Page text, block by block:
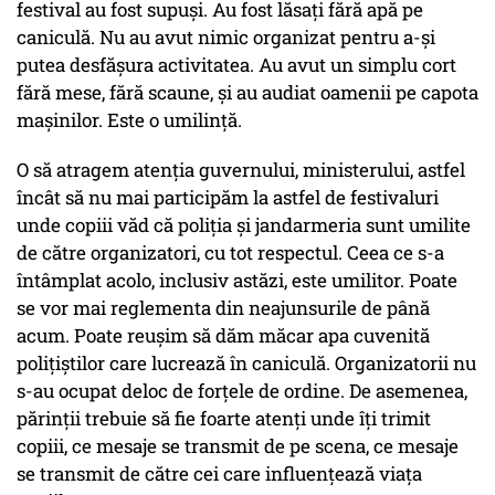
festival au fost supuși. Au fost lăsați fără apă pe
caniculă. Nu au avut nimic organizat pentru a-și
putea desfășura activitatea. Au avut un simplu cort
fără mese, fără scaune, și au audiat oamenii pe capota
mașinilor. Este o umilință.
O să atragem atenția guvernului, ministerului, astfel
încât să nu mai participăm la astfel de festivaluri
unde copiii văd că poliția și jandarmeria sunt umilite
de către organizatori, cu tot respectul. Ceea ce s-a
întâmplat acolo, inclusiv astăzi, este umilitor. Poate
se vor mai reglementa din neajunsurile de până
acum. Poate reușim să dăm măcar apa cuvenită
polițiștilor care lucrează în caniculă. Organizatorii nu
s-au ocupat deloc de forțele de ordine. De asemenea,
părinții trebuie să fie foarte atenți unde îți trimit
copiii, ce mesaje se transmit de pe scena, ce mesaje
se transmit de către cei care influențează viața